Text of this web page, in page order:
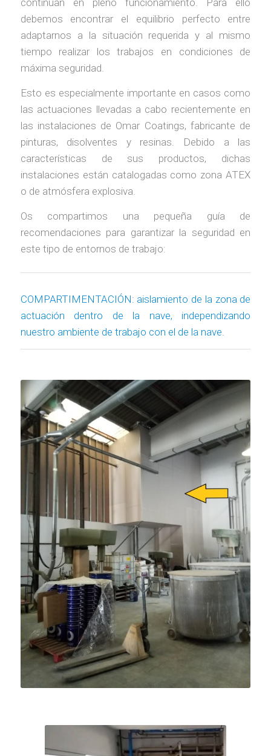
debemos encontrar el equilibrio perfecto entre
adaptarnos a la situación requerida y al mismo
tiempo realizar los trabajos en condiciones de
máxima seguridad.
Esto es especialmente importante en casos como
las actuaciones llevadas a cabo recientemente en
las instalaciones de Omar Coatings, fabricante de
pinturas, disolventes y resinas. Debido a las
características de sus productos, dichas
instalaciones están catalogadas como zona ATEX
o de atmósfera explosiva.
Os compartimos una pequeña guía de
recomendaciones para garantizar la seguridad en
este tipo de entornos de trabajo:
COMPARTIMENTACIÓN: aislamiento de la zona de
actuación dentro de la nave, independizando
nuestro ambiente de trabajo con el de la nave.